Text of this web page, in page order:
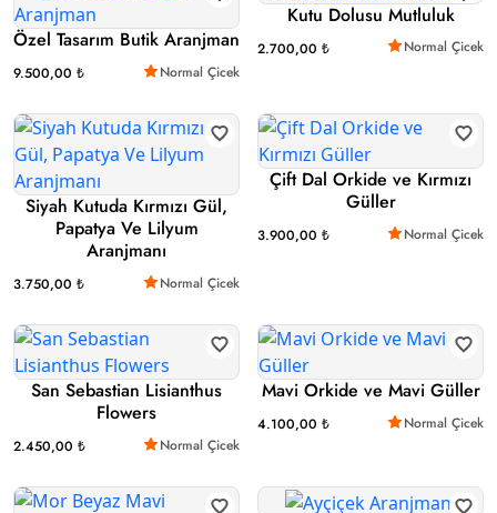
Özel Tasarım Butik Aranjman
9.500,00 ₺ Normal Çicek
Kutu Dolusu Mutluluk
2.700,00 ₺ Normal Çicek
Siyah Kutuda Kırmızı Gül,
Papatya Ve Lilyum
Aranjmanı
3.750,00 ₺ Normal Çicek
Çift Dal Orkide ve Kırmızı
Güller
3.900,00 ₺ Normal Çicek
San Sebastian Lisianthus
Flowers
2.450,00 ₺ Normal Çicek
Mavi Orkide ve Mavi Güller
4.100,00 ₺ Normal Çicek